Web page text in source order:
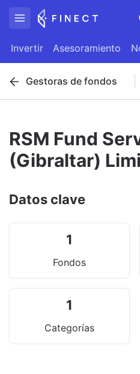
Invertir Asesoramiento
Gestoras de fondos
RSM Fund
(Gibraltar)
Datos clave
1
Fondos
1
Categorías